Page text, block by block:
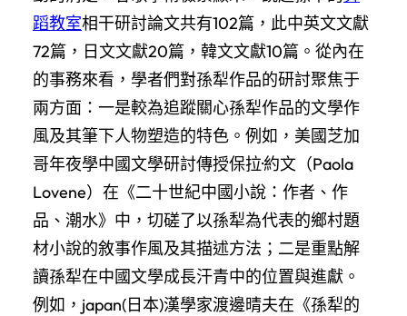
蹈教室相干研討論文共有102篇，此中英文文獻
72篇，日文文獻20篇，韓文文獻10篇。從內在
的事務來看，學者們對孫犁作品的研討聚焦于
兩方面：一是較為追蹤關心孫犁作品的文學作
風及其筆下人物塑造的特色。例如，美國芝加
哥年夜學中國文學研討傳授保拉·約文（Paola
Lovene）在《二十世紀中國小說：作者、作
品、潮水》中，切磋了以孫犁為代表的鄉村題
材小說的敘事作風及其描述方法；二是重點解
讀孫犁在中國文學成長汗青中的位置與進獻。
例如，japan(日本)漢學家渡邊晴夫在《孫犁的